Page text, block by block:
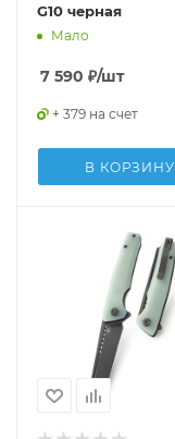
G10 черная
Мало
7 590 ₽/шт
+ 379 на счет
В КОРЗИНУ